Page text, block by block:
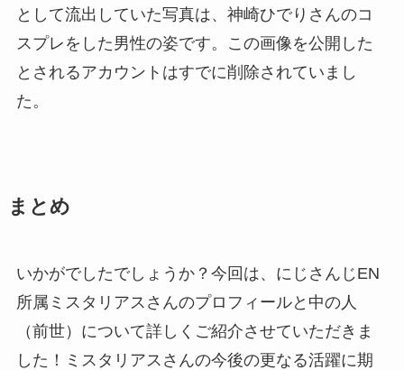
として流出していた写真は、神崎ひでりさんのコ
スプレをした男性の姿です。この画像を公開した
とされるアカウントはすでに削除されていまし
た。
まとめ
いかがでしたでしょうか？今回は、にじさんじEN
所属ミスタリアスさんのプロフィールと中の人
（前世）について詳しくご紹介させていただきま
した！ミスタリアスさんの今後の更なる活躍に期